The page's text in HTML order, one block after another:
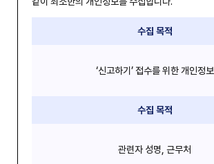
수집 목적
‘신고하기’ 접수를 위한 개인정보
수집 목적
관련자 성명, 근무처